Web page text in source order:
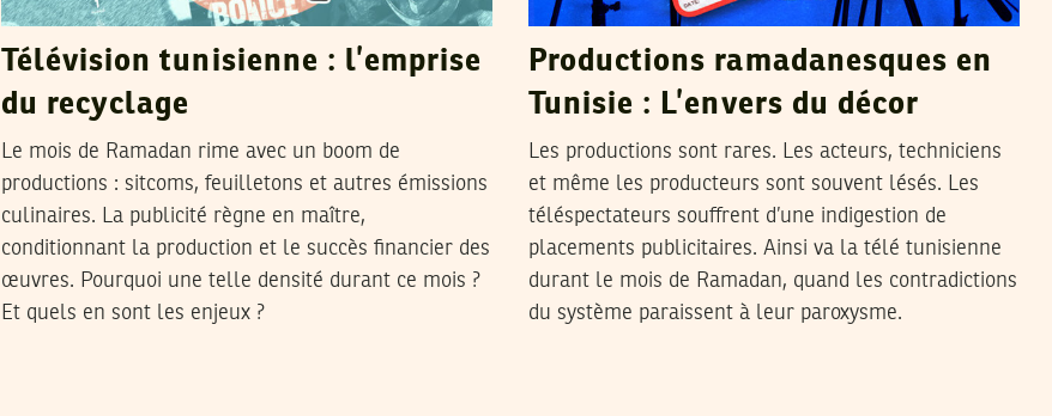
Télévision tunisienne : l’emprise
du recyclage
Le mois de Ramadan rime avec un boom de
productions : sitcoms, feuilletons et autres émissions
culinaires. La publicité règne en maître,
conditionnant la production et le succès financier des
œuvres. Pourquoi une telle densité durant ce mois ?
Et quels en sont les enjeux ?
Productions ramadanesques en
Tunisie : L’envers du décor
Les productions sont rares. Les acteurs, techniciens
et même les producteurs sont souvent lésés. Les
téléspectateurs souffrent d’une indigestion de
placements publicitaires. Ainsi va la télé tunisienne
durant le mois de Ramadan, quand les contradictions
du système paraissent à leur paroxysme.